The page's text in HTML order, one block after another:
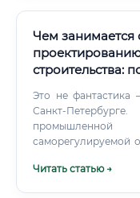
Чем занимается
строительства:
Это не
Санкт-
промышленной
саморегулируемой
диплом. ⚡ Фактор,
Читать статью →